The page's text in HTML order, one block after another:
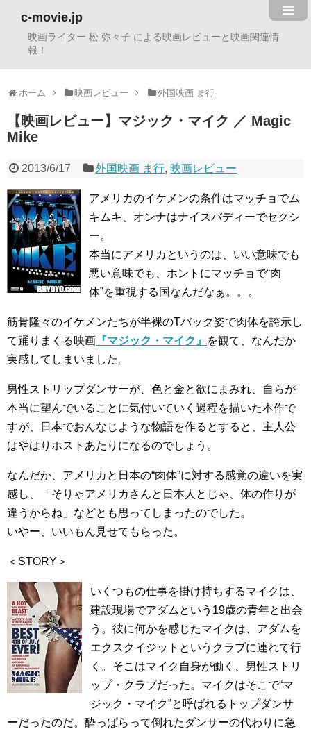
c-movie.jp
映画ライター 松 弥々子 による映画レビューと映画関連情
報！
ホーム 映画レビュー 外国映画 ま行
【映画レビュー】マジック・マイク ／ Magic
Mike
2013/6/17 外国映画 ま行, 映画レビュー
アメリカのイケメンの条件はマッチョでム
キムキ、オンナはナイスバディーでセクシ
ー。
本当にアメリカというのは、いい意味でも
悪い意味でも、ホントにマッチョで“肉
体”を重視する国なんだなぁ。。。
筋骨隆々のイケメンたちが半裸のTバック姿で肉体を誇示し
て踊りまくる映画 『マジック・マイク』
を観て、なんだか
実感してしまいました。
男性ストリップダンサーが、色と金と欲にまみれ、自らが
本当に望んでいることに気付いていく過程を描いた本作で
すが、日本でおんなじような物語を作るとすると、主人公
はやはりホストあたりになるのでしょう。
なんだか、アメリカと日本の“肉体”に対する感覚の違いを実
感し、「そりゃアメリカさんと日本人とじゃ、体の作りが
違うからね」などとも思ってしまったのでした。
いやー、いいもん見せてもらった。
＜STORY＞
いくつもの仕事を掛け持ちするマイクは、
建設現場でアダムという19歳の青年と出会
う。彼に何かを感じたマイクは、アダムを
エクスクイジットというクラブに連れて行
く。そこはマイク自身が働く、男性ストリ
ップ・クラブだった。マイクはそこで“マ
ジック・マイク”と呼ばれるトップダンサ
ーだったのだ。酔っぱらって倒れたダンサーの代わりに急